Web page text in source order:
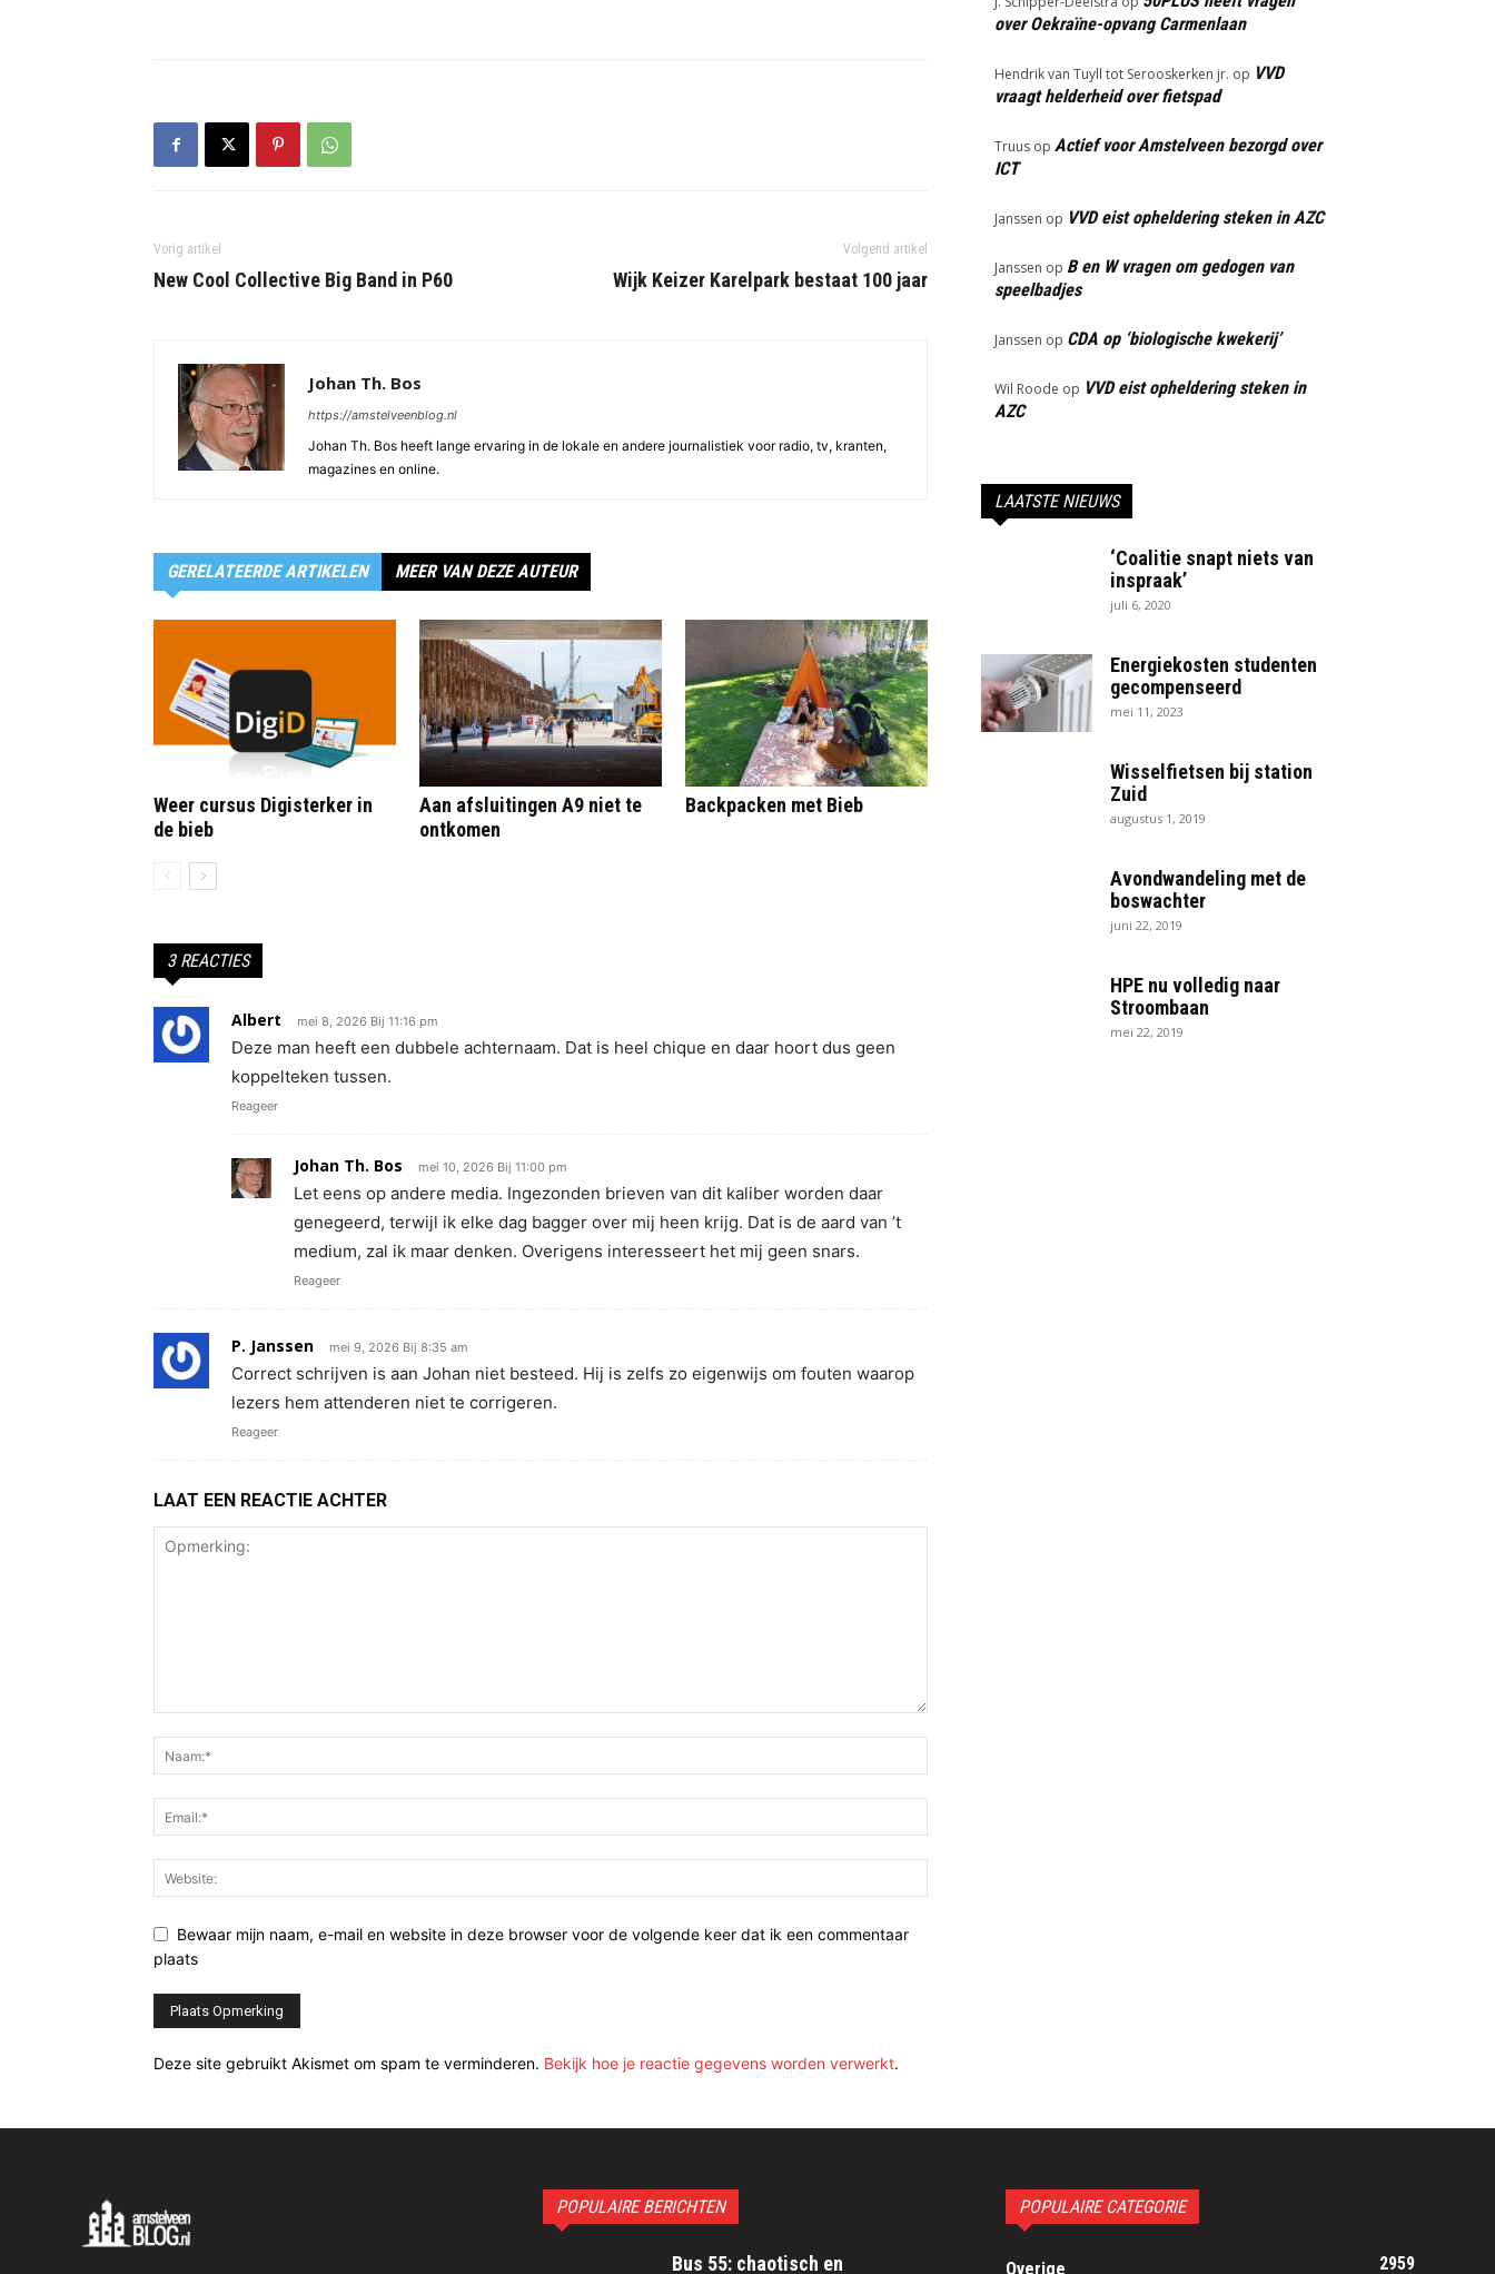
Vorig artikel
New Cool Collective Big Band in P60
Volgend artikel
Wijk Keizer Karelpark bestaat 100 jaar
Johan Th. Bos
https://amstelveenblog.nl
Johan Th. Bos heeft lange ervaring in de lokale en andere journalistiek voor radio, tv, kranten,
magazines en online.
GERELATEERDE ARTIKELEN MEER VAN DEZE AUTEUR
Weer cursus Digisterker in
de bieb
Aan afsluitingen A9 niet te
ontkomen
Backpacken met Bieb
3 REACTIES
Albert mei 8, 2026 Bij 11:16 pm
Deze man heeft een dubbele achternaam. Dat is heel chique en daar hoort dus geen
koppelteken tussen.
Reageer
Johan Th. Bos mei 10, 2026 Bij 11:00 pm
Let eens op andere media. Ingezonden brieven van dit kaliber worden daar
genegeerd, terwijl ik elke dag bagger over mij heen krijg. Dat is de aard van ’t
medium, zal ik maar denken. Overigens interesseert het mij geen snars.
Reageer
P. Janssen mei 9, 2026 Bij 8:35 am
Correct schrijven is aan Johan niet besteed. Hij is zelfs zo eigenwijs om fouten waarop
lezers hem attenderen niet te corrigeren.
Reageer
LAAT EEN REACTIE ACHTER
Bewaar mijn naam, e-mail en website in deze browser voor de volgende keer dat ik een commentaar
plaats
Deze site gebruikt Akismet om spam te verminderen. Bekijk hoe je reactie gegevens worden verwerkt.
over Oekraïne-opvang Carmenlaan
Hendrik van Tuyll tot Serooskerken jr. op VVD
vraagt helderheid over fietspad
Truus op Actief voor Amstelveen bezorgd over
ICT
Janssen op VVD eist opheldering steken in AZC
Janssen op B en W vragen om gedogen van
speelbadjes
Janssen op CDA op ‘biologische kwekerij’
Wil Roode op VVD eist opheldering steken in
AZC
LAATSTE NIEUWS
‘Coalitie snapt niets van
inspraak’
juli 6, 2020
Energiekosten studenten
gecompenseerd
mei 11, 2023
Wisselfietsen bij station
Zuid
augustus 1, 2019
Avondwandeling met de
boswachter
juni 22, 2019
HPE nu volledig naar
Stroombaan
mei 22, 2019
POPULAIRE BERICHTEN
Bus 55: chaotisch en
POPULAIRE CATEGORIE
Overige 2959